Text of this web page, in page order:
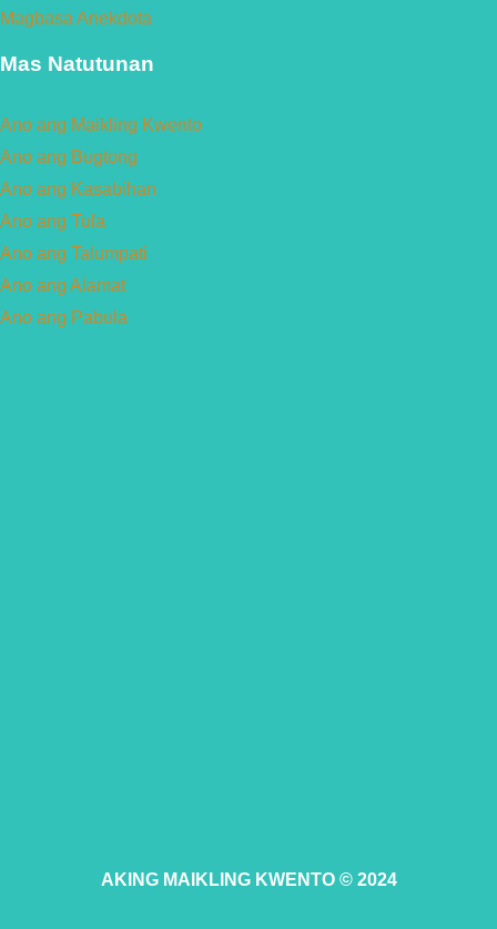
Magbasa Anekdota
Mas Natutunan
Ano ang Maikling Kwento
Ano ang Bugtong
Ano ang Kasabihan
Ano ang Tula
Ano ang Talumpati
Ano ang Alamat
Ano ang Pabula
AKING MAIKLING KWENTO © 2024